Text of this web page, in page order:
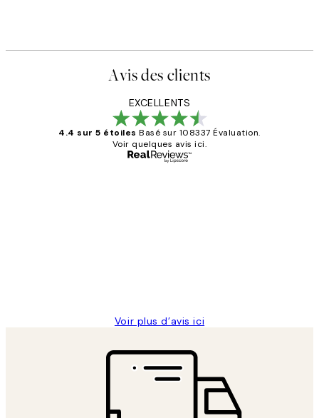
Avis des clients
EXCELLENTS
4.4 sur 5 étoiles Basé sur 108337 Évaluation.
Voir quelques avis ici.
Voir plus d’avis ici